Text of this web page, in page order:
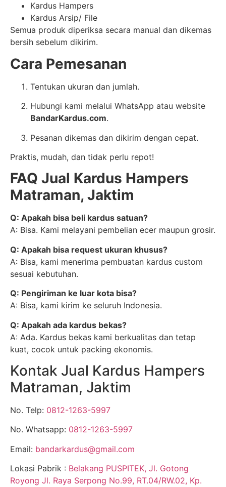
Kardus Hampers
Kardus Arsip/ File
Semua produk diperiksa secara manual dan dikemas
bersih sebelum dikirim.
Cara Pemesanan
Tentukan ukuran dan jumlah.
Hubungi kami melalui WhatsApp atau website
BandarKardus.com.
Pesanan dikemas dan dikirim dengan cepat.
Praktis, mudah, dan tidak perlu repot!
FAQ Jual Kardus Hampers
Matraman, Jaktim
Q: Apakah bisa beli kardus satuan?
A: Bisa. Kami melayani pembelian ecer maupun grosir.
Q: Apakah bisa request ukuran khusus?
A: Bisa, kami menerima pembuatan kardus custom
sesuai kebutuhan.
Q: Pengiriman ke luar kota bisa?
A: Bisa, kami kirim ke seluruh Indonesia.
Q: Apakah ada kardus bekas?
A: Ada. Kardus bekas kami berkualitas dan tetap
kuat, cocok untuk packing ekonomis.
Kontak Jual Kardus Hampers
Matraman, Jaktim
No. Telp: 0812-1263-5997
No. Whatsapp: 0812-1263-5997
Email: bandarkardus@gmail.com
Lokasi Pabrik : Belakang PUSPITEK, Jl. Gotong
Royong Jl. Raya Serpong No.99, RT.04/RW.02, Kp.